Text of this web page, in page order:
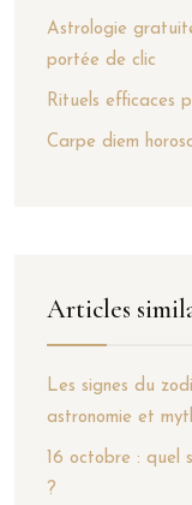
Astrologie
portée de clic
Rituels efficaces
Carpe diem
Articles
Les signes du
astronomie et
16 octobre : quel
?